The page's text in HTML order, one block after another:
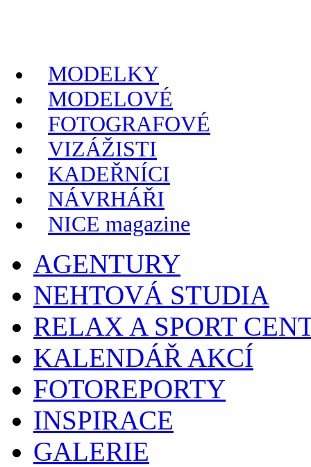
MODELKY
MODELOVÉ
FOTOGRAFOVÉ
VIZÁŽISTI
KADEŘNÍCI
NÁVRHÁŘI
NICE magazine
AGENTURY
NEHTOVÁ STUDIA
RELAX A SPORT
KALENDÁŘ AKCÍ
FOTOREPORTY
INSPIRACE
GALERIE